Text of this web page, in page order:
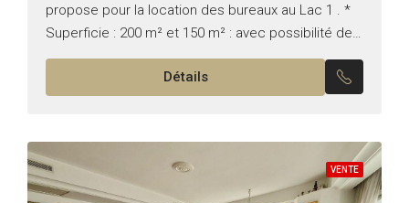
propose pour la location des bureaux au Lac 1 . *
Superficie : 200 m² et 150 m² : avec possibilité de
louer toute la superficie...
Détails
VENTE